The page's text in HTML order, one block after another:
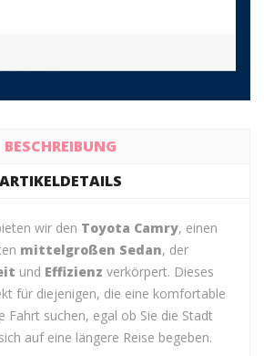
BESCHREIBUNG
ARTIKELDETAILS
wir den Toyota Camry, einen
mittelgroßen Sedan, der
und Effizienz verkörpert. Dieses
für diejenigen, die eine komfortable
Fahrt suchen, egal ob Sie die Stadt
auf eine längere Reise begeben.